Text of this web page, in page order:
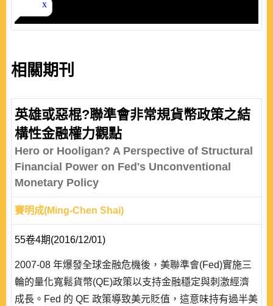
相關期刊
英雄或惡棍?聯準會非常規貨幣政策之結
構性金融權力觀點
Hero or Hooligan? A Perspective of Structural
Financial Power on Fed's Unconventional
Monetary Policy
賽明成(Ming-Chen Shai)
55卷4期(2016/12/01)
2007-08 年爆發全球金融危機後，美聯準會(Fed)實施三
輪的量化寬鬆貨幣(QE)政策以支持金融穩定與刺激經濟
成長。Fed 的 QE 政策導致美元貶值，這意味持有過半美